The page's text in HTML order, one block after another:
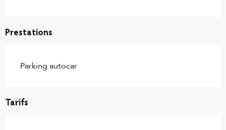
Prestations
Parking autocar
Tarifs